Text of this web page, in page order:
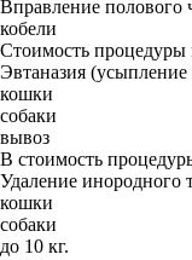
Вправление полового
кобели
Стоимость процедуры
Эвтаназия
кошки
собаки
вывоз
В стоимость
Удаление инородного
кошки
собаки
до 10 кг.